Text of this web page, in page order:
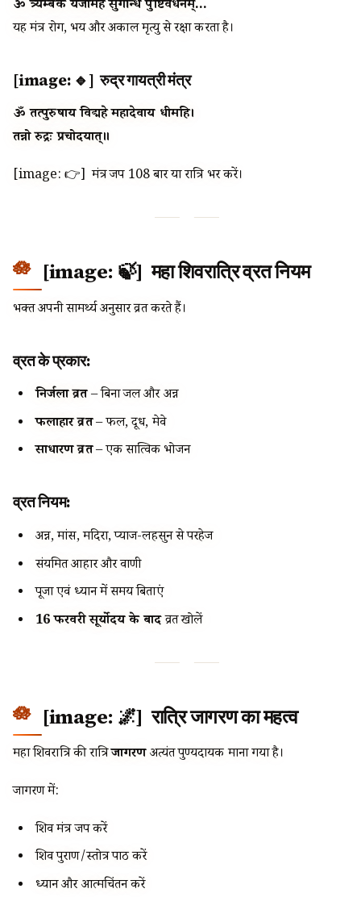
ॐ त्र्यम्बकं यजामहे सुगन्धिं पुष्टिवर्धनम्…
यह मंत्र रोग, भय और अकाल मृत्यु से रक्षा करता है।
[image: 🔹] रुद्र गायत्री मंत्र
ॐ तत्पुरुषाय विद्महे महादेवाय धीमहि।
तन्नो रुद्रः प्रचोदयात्॥
[image: 👉] मंत्र जप 108 बार या रात्रि भर करें।
[image: 🍃] महा शिवरात्रि व्रत नियम
भक्त अपनी सामर्थ्य अनुसार व्रत करते हैं।
व्रत के प्रकार:
निर्जला व्रत– बिना जल और अन्न
फलाहार व्रत– फल, दूध, मेवे
साधारण व्रत– एक सात्विक भोजन
व्रत नियम:
अन्न, मांस, मदिरा, प्याज-लहसुन से परहेज
संयमित आहार और वाणी
पूजा एवं ध्यान में समय बिताएं
16 फरवरी सूर्योदय के बादव्रत खोलें
[image: 🌌] रात्रि जागरण का महत्व
महा शिवरात्रि की रात्रिजागरणअत्यंत पुण्यदायक माना गया है।
जागरण में:
शिव मंत्र जप करें
शिव पुराण/स्तोत्र पाठ करें
ध्यान और आत्मचिंतन करें